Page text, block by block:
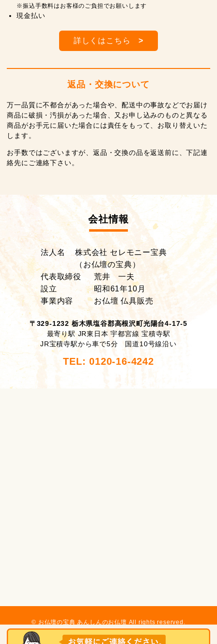
※振込手数料はお客様のご負担でお願いします
現金払い
詳しくはこちら>
返品・交換について
万一品質に不都合があった場合や、配送中の事故などでお届け
商品に破損・汚損があった場合、又お申し込みのものと異なる
商品がお手元に届いた場合には責任をもって、お取り替えいた
します。
お手数ではございますが、返品・交換の品を返送前に、下記連
絡先にご連絡下さい。
会社情報
法人名
株式会社 セレモニー宝典
（お仏壇の宝典）
代表取締役
荒井 一夫
設立
昭和61年10月
事業内容
お仏壇 仏具販売
〒329-1232 栃木県塩谷郡高根沢町光陽台4-17-5
最寄り駅 JR東日本 宇都宮線 宝積寺駅
JR宝積寺駅から車で5分 国道10号線沿い
TEL: 0120-16-4242
© お仏壇の宝典 あんしんのお仏壇 All rights reserved.